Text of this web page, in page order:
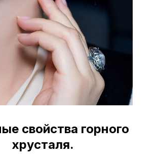
свойства горного
хрусталя.